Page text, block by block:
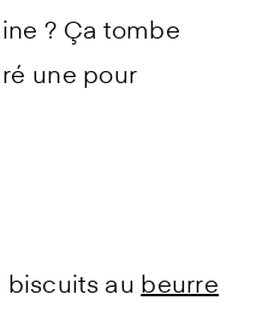
? Ça tombe
une pour
biscuits au beurre